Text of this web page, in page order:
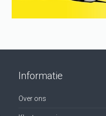
Informatie
Over ons